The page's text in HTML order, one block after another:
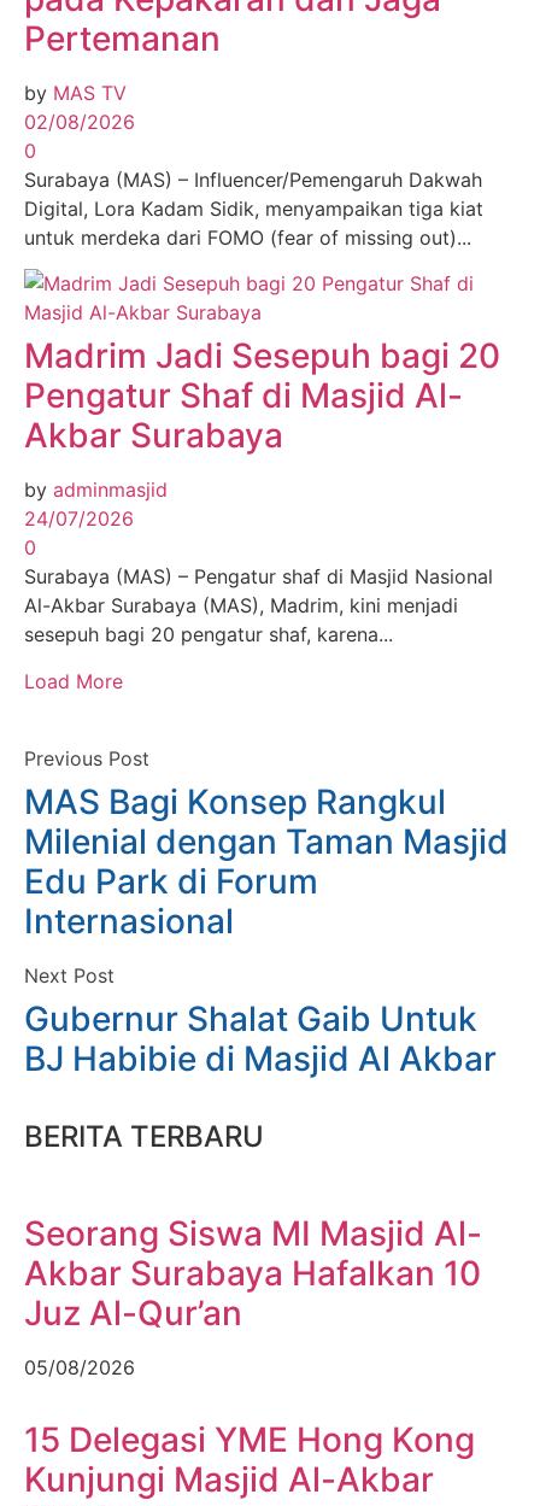
Pertemanan
by MAS TV
02/08/2026
0
Surabaya (MAS) – Influencer/Pemengaruh Dakwah
Digital, Lora Kadam Sidik, menyampaikan tiga kiat
untuk merdeka dari FOMO (fear of missing out)...
Madrim Jadi Sesepuh bagi 20
Pengatur Shaf di Masjid Al-
Akbar Surabaya
by adminmasjid
24/07/2026
0
Surabaya (MAS) – Pengatur shaf di Masjid Nasional
Al-Akbar Surabaya (MAS), Madrim, kini menjadi
sesepuh bagi 20 pengatur shaf, karena...
Load More
Previous Post
MAS Bagi Konsep Rangkul
Milenial dengan Taman Masjid
Edu Park di Forum
Internasional
Next Post
Gubernur Shalat Gaib Untuk
BJ Habibie di Masjid Al Akbar
BERITA TERBARU
Seorang Siswa MI Masjid Al-
Akbar Surabaya Hafalkan 10
Juz Al-Qur’an
05/08/2026
15 Delegasi YME Hong Kong
Kunjungi Masjid Al-Akbar